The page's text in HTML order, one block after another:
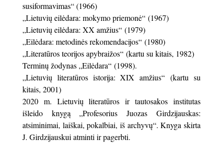
susiformavimas“ (1966)
„Lietuvių eilėdara: mokymo priemonė“ (1967)
„Lietuvių eilėdara: XX amžius“ (1979)
„Eilėdara: metodinės rekomendacijos“ (1980)
„Literatūros teorijos apybraižos“ (kartu su kitais, 1982)
Terminų žodynas „Eilėdara“ (1998).
„Lietuvių literatūros istorija: XIX amžius“ (kartu su
kitais, 2001)
2020 m. Lietuvių literatūros ir tautosakos institutas
išleido knygą „Profesorius Juozas Girdzijauskas:
atsiminimai, laiškai, pokalbiai, iš archyvų“. Knyga skirta
J. Girdzijauskui atminti ir pagerbti.